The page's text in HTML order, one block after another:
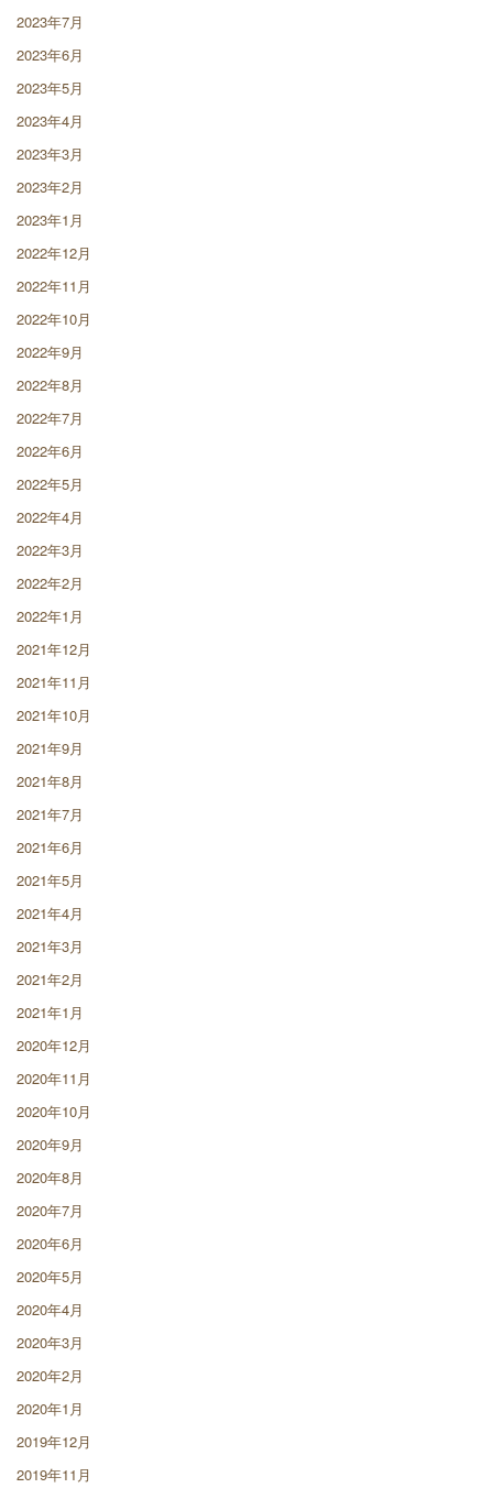
2023年7月
2023年6月
2023年5月
2023年4月
2023年3月
2023年2月
2023年1月
2022年12月
2022年11月
2022年10月
2022年9月
2022年8月
2022年7月
2022年6月
2022年5月
2022年4月
2022年3月
2022年2月
2022年1月
2021年12月
2021年11月
2021年10月
2021年9月
2021年8月
2021年7月
2021年6月
2021年5月
2021年4月
2021年3月
2021年2月
2021年1月
2020年12月
2020年11月
2020年10月
2020年9月
2020年8月
2020年7月
2020年6月
2020年5月
2020年4月
2020年3月
2020年2月
2020年1月
2019年12月
2019年11月